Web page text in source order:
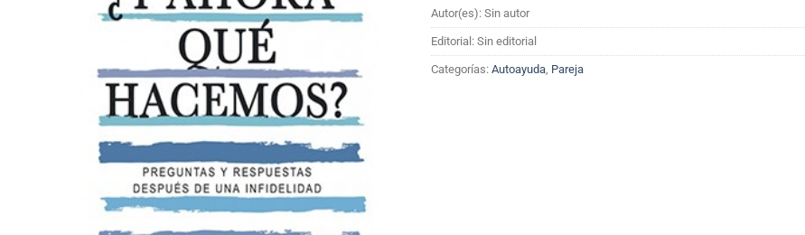
Autor(es): Sin autor
Editorial: Sin editorial
Categorías: Autoayuda Pareja